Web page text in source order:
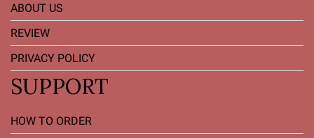
ABOUT US
REVIEW
PRIVACY POLICY
SUPPORT
HOW TO ORDER